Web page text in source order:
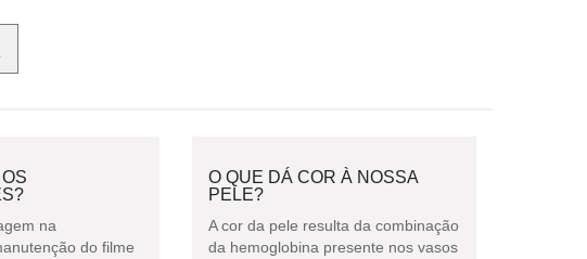
na
do filme
O QUE DÁ COR À NOSSA
PELE?
A cor da pele resulta da combinação
da hemoglobina presente nos vasos